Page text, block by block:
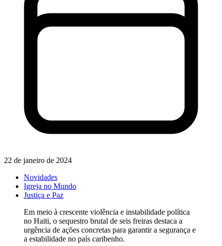
22 de janeiro de 2024
Novidades
Igreja no Mundo
Justiça e Paz
Em meio à crescente violência e instabilidade política
no Haiti, o sequestro brutal de seis freiras destaca a
urgência de ações concretas para garantir a segurança e
a estabilidade no país caribenho.